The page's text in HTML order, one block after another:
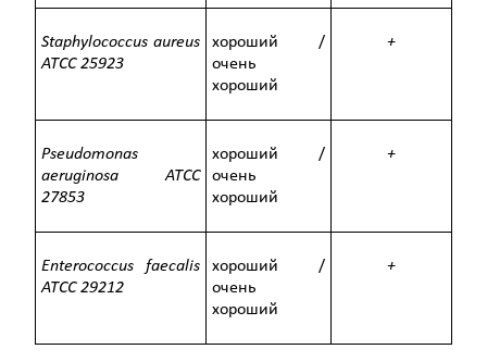
Staphylococcus aureus
ATCC25923
хороший /
очень
хороший
+
Pseudomonas
aeruginosaATCC
27853
хороший /
очень
хороший
+
Enterococcus faecalis
ATCC29212
хороший /
очень
хороший
+